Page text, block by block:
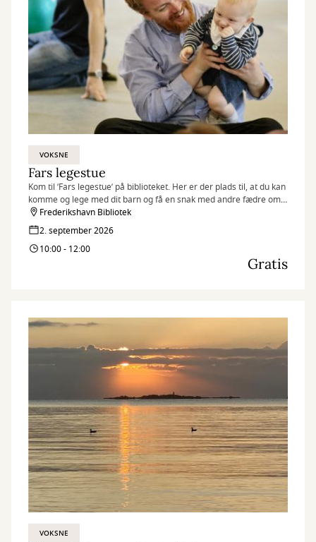
VOKSNE
Fars legestue
Kom til ’Fars legestue’ på biblioteket. Her er der plads til, at du kan
komme og lege med dit barn og få en snak med andre fædre om
stort og småt.
Frederikshavn Bibliotek
2. september 2026
10:00 - 12:00
Gratis
VOKSNE